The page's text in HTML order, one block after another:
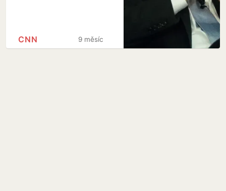
9 měsíců
CNN